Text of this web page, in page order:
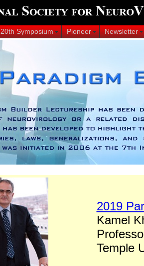
20th Symposium Pioneer Newsletter
2019
Kamel
Temple